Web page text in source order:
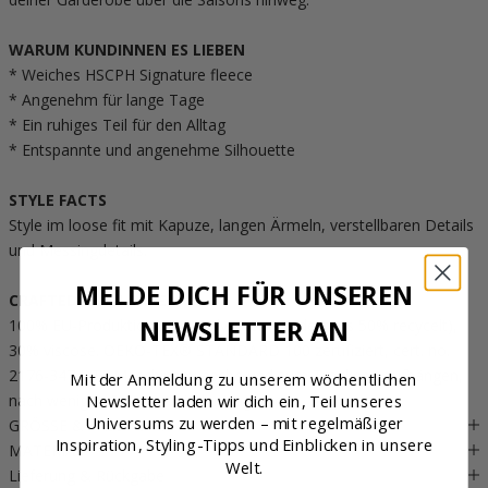
WARUM KUNDINNEN ES LIEBEN
* Weiches HSCPH Signature fleece
* Angenehm für lange Tage
* Ein ruhiges Teil für den Alltag
* Entspannte und angenehme Silhouette
STYLE FACTS
Style im loose fit mit Kapuze, langen Ärmeln, verstellbaren Details
und Messingdetails.
CRAFTED WITH CARE
100% EU-Produktion. 70% Polyester (mindestens 50% recycelt),
30% viscose. OEKO-TEX® STANDARD 100 zertifiziert, cert. no.
2176-347 DTI. Maschinenwäsche und zum Trocknen aufhängen,
nach wenigen Stunden wieder tragbereit.
GRÖSSE & PASSFORM
MATERIAL
Lieferung & Rückgabe
MELDE DICH FÜR UNSEREN
NEWSLETTER AN
Mit der Anmeldung zu unserem wöchentlichen
Newsletter laden wir dich ein, Teil unseres
Universums zu werden – mit regelmäßiger
Inspiration, Styling-Tipps und Einblicken in unsere
Welt.